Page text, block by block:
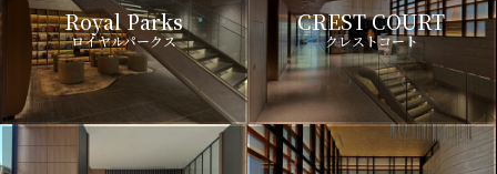
Royal Parks
ロイヤルパークス
CREST COURT
クレストコート